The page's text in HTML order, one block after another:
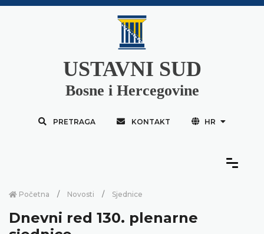
USTAVNI SUD
Bosne i Hercegovine
PRETRAGA KONTAKT HR
Početna Novosti Sjednice
Dnevni red 130. plenarne